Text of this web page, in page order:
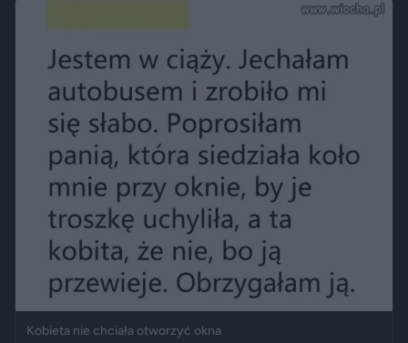
Kobieta nie chciała otworzyć okna